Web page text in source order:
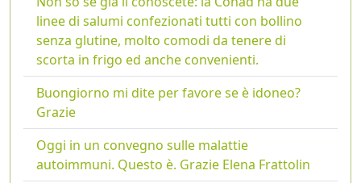
linee di salumi confezionati tutti con bollino
senza glutine, molto comodi da tenere di
scorta in frigo ed anche convenienti.
Buongiorno mi dite per favore se è idoneo?
Grazie
Oggi in un convegno sulle malattie
autoimmuni. Questo è. Grazie Elena Frattolin